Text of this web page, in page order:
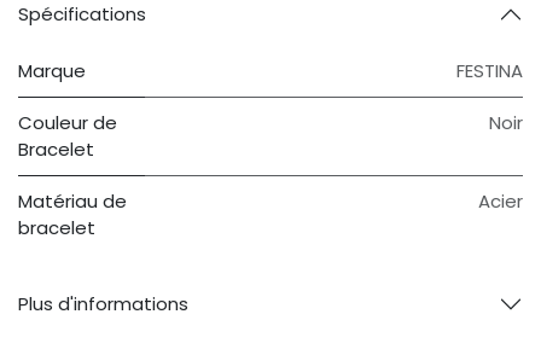
Spécifications
Marque FESTINA
Couleur de
Bracelet
Noir
Matériau de
bracelet
Acier
Plus d'informations